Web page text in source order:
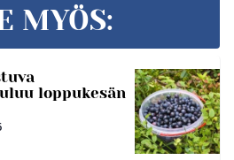
MYÖS:
loppukesän